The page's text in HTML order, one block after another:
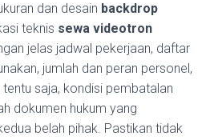
dan desain backdrop
teknis sewa videotron
jelas jadwal pekerjaan, daftar
jumlah dan peran personel,
saja, kondisi pembatalan
dokumen hukum yang
belah pihak. Pastikan tidak